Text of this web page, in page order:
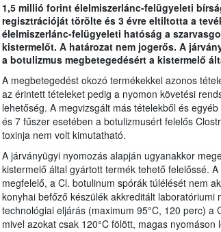
1,5 millió forint élelmiszerlánc-felügyeleti
regisztrációját törölte és 3 évre eltiltotta a
élelmiszerlánc-felügyeleti hatóság a
kistermelőt. A határozat nem jogerős. A
a botulizmus megbetegedésért a kistermelő
A megbetegedést okozó termékekkel azonos
az érintett tételeket pedig a nyomon követési
lehetőség. A megvizsgált más tételekből és
és 7 fűszer esetében a botulizmusért felelős
toxinja nem volt kimutatható.
A járványügyi nyomozás alapján ugyanakkor
kistermelő által gyártott termék tehető felelőssé.
megfelelő, a Cl. botulinum spórák túlélését nem
konyhai befőző készülék akkreditált
technológiai eljárás (maximum 95°C, 120 perc)
mivel azokat csak 120°C fölött, magas nyomáson